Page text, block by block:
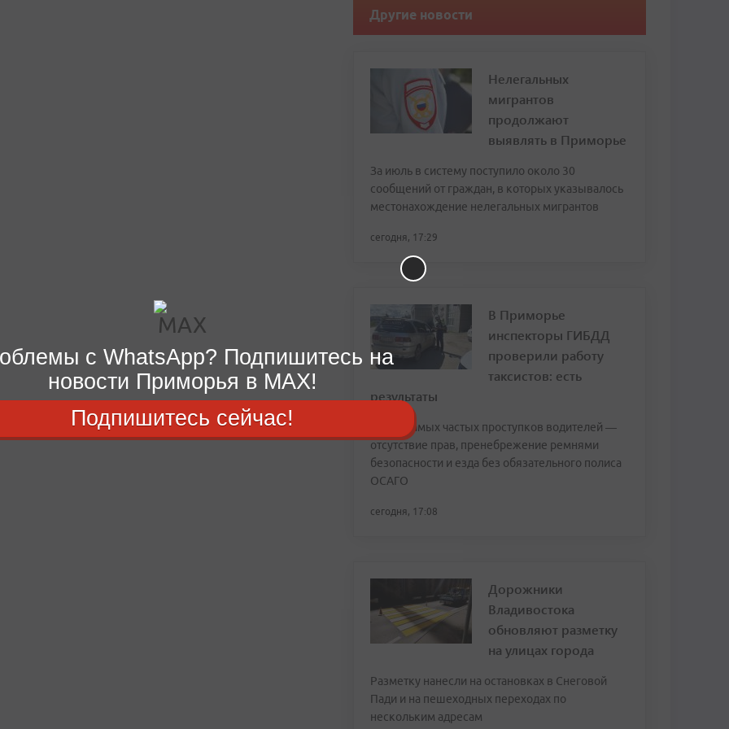
Другие новости
Нелегальных
мигрантов
продолжают
выявлять в Приморье
За июль в систему поступило около 30
сообщений от граждан, в которых указывалось
местонахождение нелегальных мигрантов
сегодня, 17:29
В Приморье
инспекторы ГИБДД
проверили работу
таксистов: есть
результаты
Среди самых частых проступков водителей —
отсутствие прав, пренебрежение ремнями
безопасности и езда без обязательного полиса
ОСАГО
сегодня, 17:08
Дорожники
Владивостока
обновляют разметку
на улицах города
Разметку нанесли на остановках в Снеговой
Пади и на пешеходных переходах по
нескольким адресам
с WhatsApp? Подпишитесь на
новости Приморья в MAX!
Подпишитесь сейчас!